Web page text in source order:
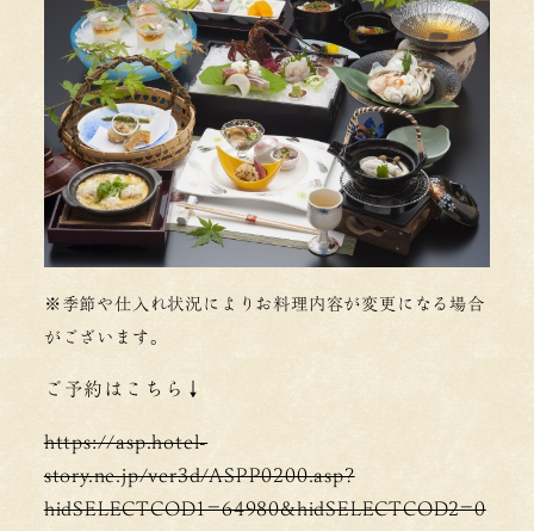
※季節や仕入れ状況によりお料理内容が変更になる場合
がございます。
ご予約はこちら↓
https://asp.hotel-
story.ne.jp/ver3d/ASPP0200.asp?
hidSELECTCOD1=64980&hidSELECTCOD2=0